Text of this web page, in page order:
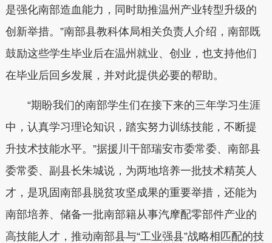
是强化南部造血能力，同时助推温州产业转型升级的
创新举措。”南部县教科体局相关负责人介绍，南部既
鼓励这些学生毕业后在温州就业、创业，也支持他们
在毕业后回乡发展，并对此提供必要的帮助。
“期盼我们的南部学生们在接下来的三年学习生涯
中，认真学习理论知识，踏实努力训练技能，不断提
升技术技能水平。”据援川干部瑞安市委常委、南部县
委常委、副县长朱城说，为两地培养一批技术精英人
才，是巩固南部县脱贫攻坚成果的重要举措，还能为
南部培养、储备一批南部籍从事汽摩配零部件产业的
高技能人才，推动南部县与“工业强县”战略相匹配的技